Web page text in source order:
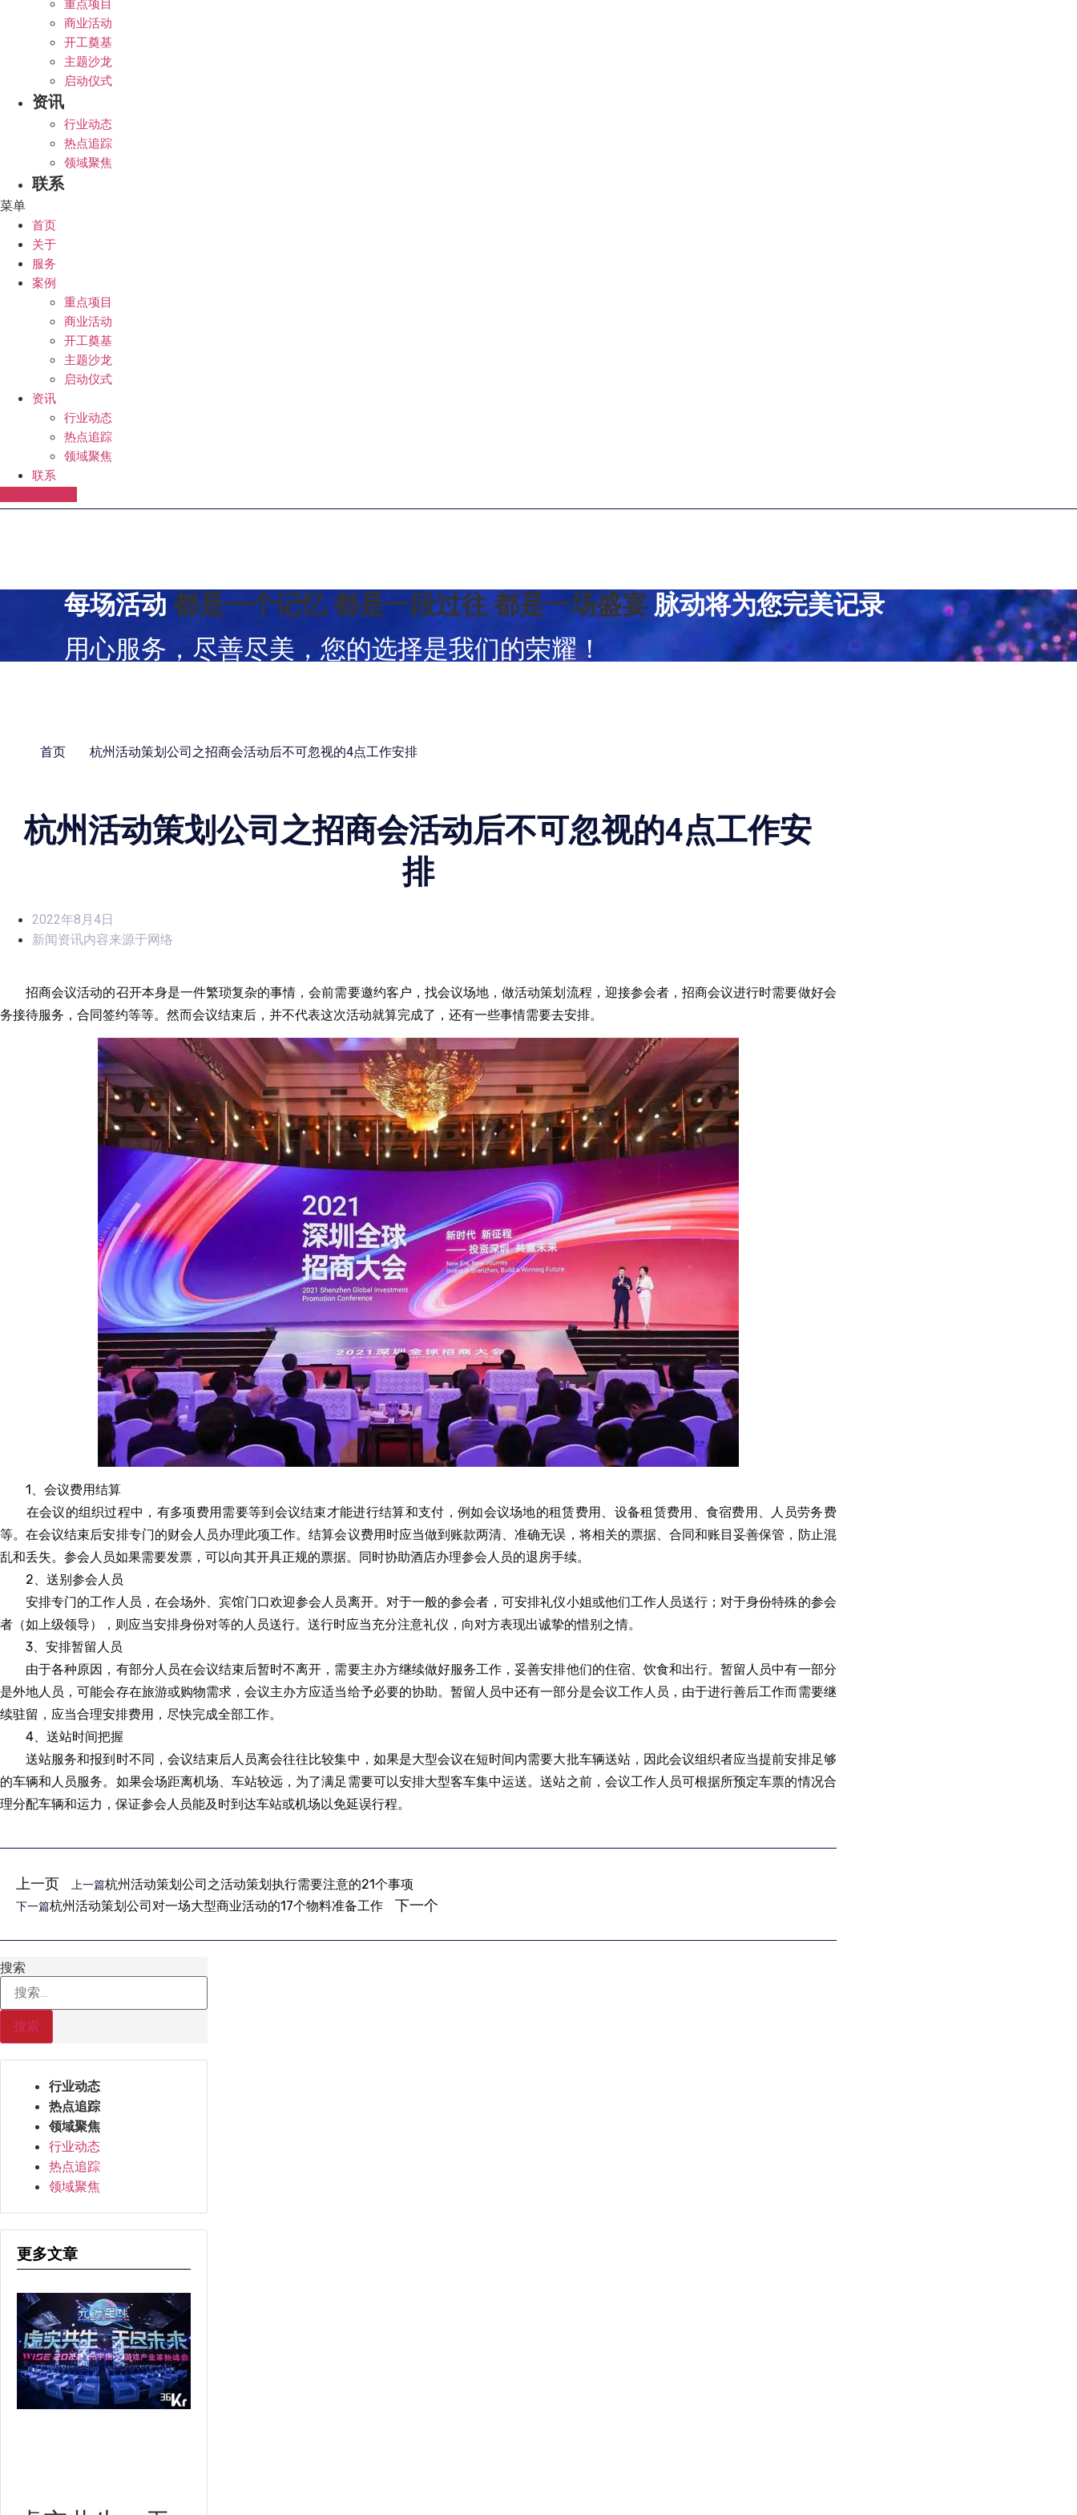
重点项目
商业活动
开工奠基
主题沙龙
启动仪式
资讯
行业动态
热点追踪
领域聚焦
联系
菜单
首页
关于
服务
案例
重点项目
商业活动
开工奠基
主题沙龙
启动仪式
资讯
行业动态
热点追踪
领域聚焦
联系
每场活动 都是一个记忆都是一段过往 都是一场盛宴 脉动将为您完美记录
用心服务，尽善尽美，您的选择是我们的荣耀！
首页 杭州活动策划公司之招商会活动后不可忽视的4点工作安排
杭州活动策划公司之招商会活动后不可忽视的4点工作安
排
2022年8月4日
新闻资讯内容来源于网络
招商会议活动的召开本身是一件繁琐复杂的事情，会前需要邀约客户，找会议场地，做活动策划流程，迎接参会者，招商会议进行时需要做好会
务接待服务，合同签约等等。然而会议结束后，并不代表这次活动就算完成了，还有一些事情需要去安排。
1、会议费用结算
在会议的组织过程中，有多项费用需要等到会议结束才能进行结算和支付，例如会议场地的租赁费用、设备租赁费用、食宿费用、人员劳务费
等。在会议结束后安排专门的财会人员办理此项工作。结算会议费用时应当做到账款两清、准确无误，将相关的票据、合同和账目妥善保管，防止混
乱和丢失。参会人员如果需要发票，可以向其开具正规的票据。同时协助酒店办理参会人员的退房手续。
2、送别参会人员
安排专门的工作人员，在会场外、宾馆门口欢迎参会人员离开。对于一般的参会者，可安排礼仪小姐或他们工作人员送行；对于身份特殊的参会
者（如上级领导），则应当安排身份对等的人员送行。送行时应当充分注意礼仪，向对方表现出诚挚的惜别之情。
3、安排暂留人员
由于各种原因，有部分人员在会议结束后暂时不离开，需要主办方继续做好服务工作，妥善安排他们的住宿、饮食和出行。暂留人员中有一部分
是外地人员，可能会存在旅游或购物需求，会议主办方应适当给予必要的协助。暂留人员中还有一部分是会议工作人员，由于进行善后工作而需要继
续驻留，应当合理安排费用，尽快完成全部工作。
4、送站时间把握
送站服务和报到时不同，会议结束后人员离会往往比较集中，如果是大型会议在短时间内需要大批车辆送站，因此会议组织者应当提前安排足够
的车辆和人员服务。如果会场距离机场、车站较远，为了满足需要可以安排大型客车集中运送。送站之前，会议工作人员可根据所预定车票的情况合
理分配车辆和运力，保证参会人员能及时到达车站或机场以免延误行程。
上一页 上一篇杭州活动策划公司之活动策划执行需要注意的21个事项
下一篇杭州活动策划公司对一场大型商业活动的17个物料准备工作 下一个
搜索
搜索
行业动态
热点追踪
领域聚焦
行业动态
热点追踪
领域聚焦
更多文章